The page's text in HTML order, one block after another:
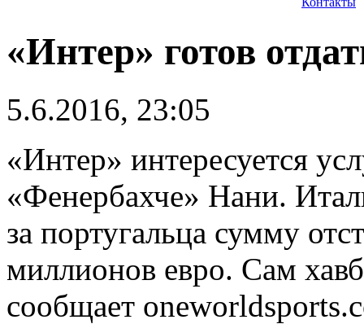
«Интер» готов
5.6.2016, 23:05
«Интер» интересуется
«Фенербахче» Нани.
за португальца сумму
миллионов евро. Сам
сообщает